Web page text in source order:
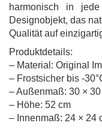
harmonisch in
Designobjekt, das
Qualität auf
Produktdetails:
– Material: Original
– Frostsicher bis -
– Außenmaß: 30 ×
– Höhe: 52 cm
– Innenmaß: 24 × 24